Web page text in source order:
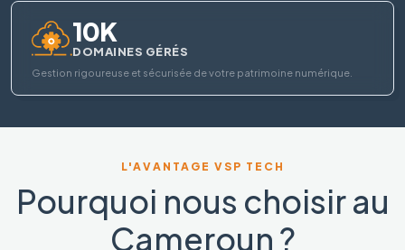
10K
DOMAINES GÉRÉS
Gestion rigoureuse et sécurisée de votre patrimoine numérique.
L'AVANTAGE VSP TECH
Pourquoi nous choisir au
Cameroun ?